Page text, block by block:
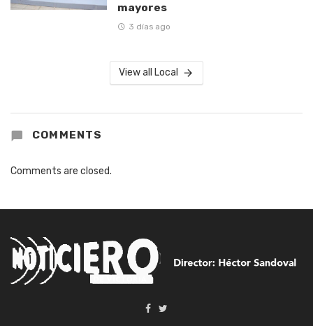
mayores
3 días ago
View all Local
COMMENTS
Comments are closed.